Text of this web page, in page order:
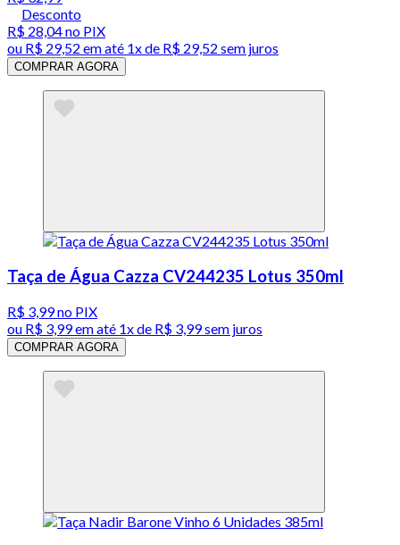
Desconto
R$ 28,04no PIX
ou R$ 29,52 em até 1x de R$ 29,52 sem juros
COMPRAR AGORA
Taça de Água Cazza CV244235 Lotus 350ml
R$ 3,99no PIX
ou R$ 3,99em até 1x de R$ 3,99sem juros
COMPRAR AGORA